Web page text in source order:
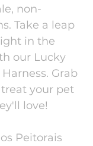
non-
Take a leap
in the
our Lucky
Grab
your pet
love!
Peitorais